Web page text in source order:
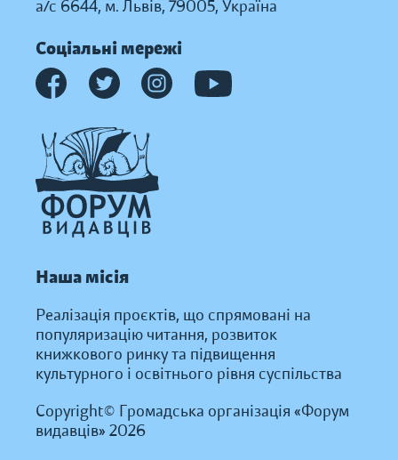
а/с 6644, м. Львів, 79005, Україна
Соціальні мережі
Наша місія
Реалізація проєктів, що спрямовані на
популяризацію читання, розвиток
книжкового ринку та підвищення
культурного і освітнього рівня суспільства
Copyright© Громадська організація «Форум
видавців» 2026